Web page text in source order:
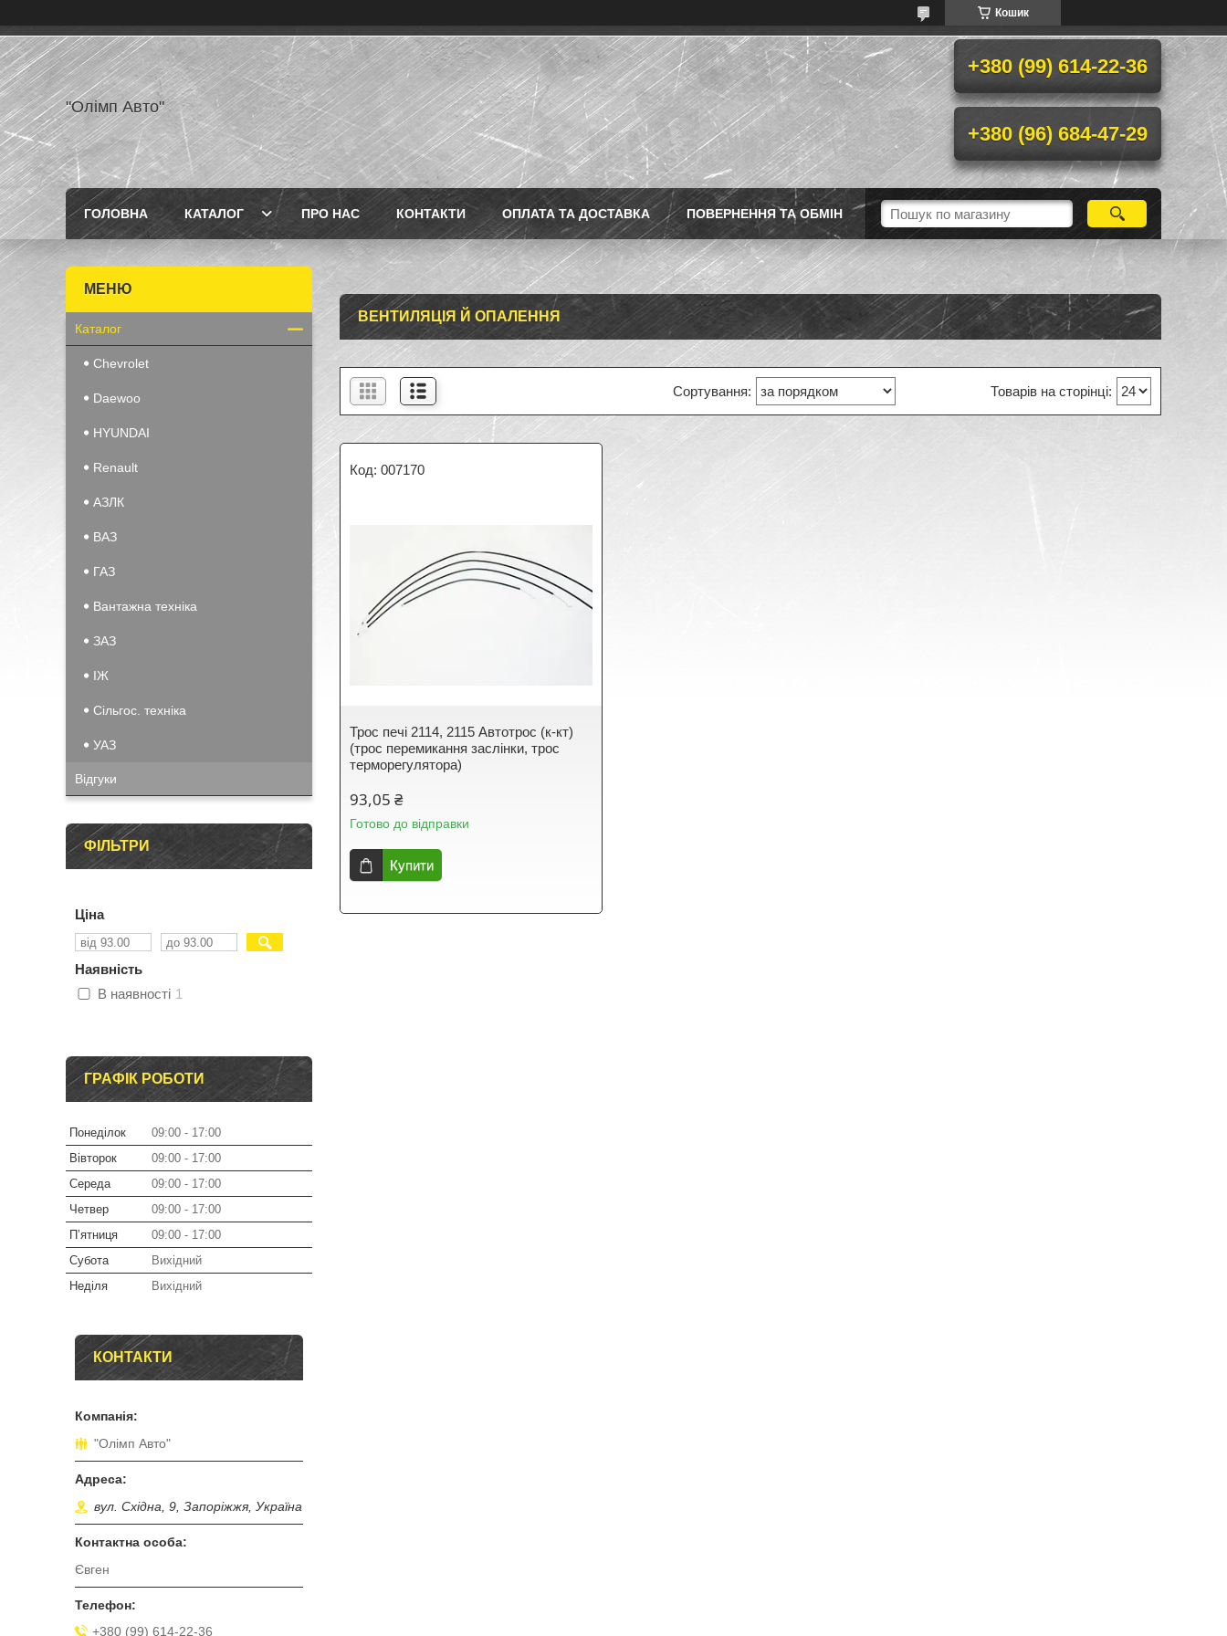
Кошик
"Олімп Авто"
+380 (99) 614-22-36
+380 (96) 684-47-29
ГОЛОВНА КАТАЛОГ ПРО НАС КОНТАКТИ ОПЛАТА ТА ДОСТАВКА ПОВЕРНЕННЯ ТА ОБМІН
ВЕНТИЛЯЦІЯ Й ОПАЛЕННЯ
007170
Трос печі 2114, 2115 Автотрос (к-кт)
(трос перемикання заслінки, трос
терморегулятора)
93,05 ₴
Готово до відправки
Купити
Каталог
Chevrolet
Daewoo
HYUNDAI
Renault
АЗЛК
ВАЗ
ГАЗ
Вантажна техніка
ЗАЗ
IЖ
Сільгос. техніка
УАЗ
Відгуки
ФІЛЬТРИ
Ціна
Наявність
В наявності 1
ГРАФІК РОБОТИ
Понеділок 09:00
17:00
Вівторок
09:00
17:00
Середа
09:00
17:00
Четвер
09:00
17:00
Пʼятниця
09:00
17:00
Субота
Вихідний
Неділя
Вихідний
КОНТАКТИ
"Олімп Авто"
вул. Східна, 9, Запоріжжя, Україна
Євген
+380 (99) 614-22-36